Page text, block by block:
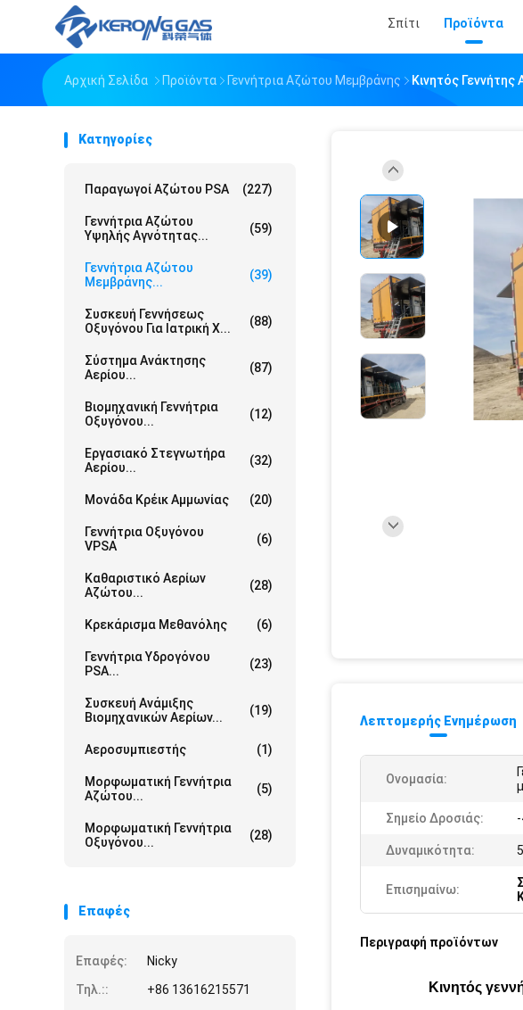
Σπίτι Προϊόντα
Αρχική Σελίδα Προϊόντα Γεννήτρια Αζώτου Μεμβράνης Κινητός
Κατηγορίες
Παραγωγοί Αζώτου PSA (227)
Γεννήτρια Αζώτου
Υψηλής Αγνότητας...
(59)
Γεννήτρια Αζώτου
Μεμβράνης...
(39)
Συσκευή Γεννήσεως
Οξυγόνου Για Ιατρική Χ...
(88)
Σύστημα Ανάκτησης
Αερίου...
(87)
Βιομηχανική Γεννήτρια
Οξυγόνου...
(12)
Εργασιακό Στεγνωτήρα
Αερίου...
(32)
Μονάδα Κρέικ Αμμωνίας (20)
Γεννήτρια Οξυγόνου
VPSA
(6)
Καθαριστικό Αερίων
Αζώτου...
(28)
Κρεκάρισμα Μεθανόλης (6)
Γεννήτρια Υδρογόνου
PSA...
(23)
Συσκευή Ανάμιξης
Βιομηχανικών Αερίων...
(19)
Αεροσυμπιεστής (1)
Μορφωματική Γεννήτρια
Αζώτου...
(5)
Μορφωματική Γεννήτρια
Οξυγόνου...
(28)
Επαφές
Επαφές:
Nicky
Τηλ.::
+86 13616215571
Λεπτομερής Ενημέρωση
Ονομασία:
Σημείο Δροσιάς:
Δυναμικότητα:
Επισημαίνω:
Περιγραφή προϊόντων
Κινητός